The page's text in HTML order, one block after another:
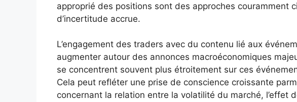
approprié des positions sont des approches couramment
d’incertitude accrue.
L’engagement des traders avec du contenu lié aux
augmenter autour des annonces macroéconomiques
se concentrent souvent plus étroitement sur ces
Cela peut refléter une prise de conscience croissante
concernant la relation entre la volatilité du marché, l’effet